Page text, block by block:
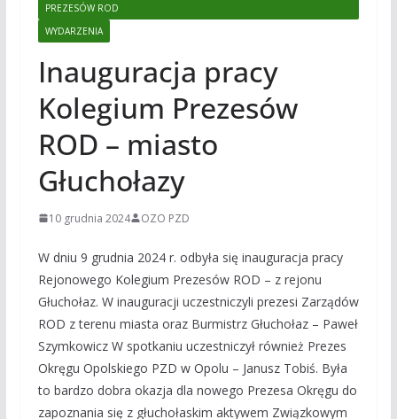
PREZESÓW ROD
WYDARZENIA
Inauguracja pracy
Kolegium Prezesów
ROD – miasto
Głuchołazy
10 grudnia 2024 OZO PZD
W dniu 9 grudnia 2024 r. odbyła się inauguracja pracy
Rejonowego Kolegium Prezesów ROD – z rejonu
Głuchołaz. W inauguracji uczestniczyli prezesi Zarządów
ROD z terenu miasta oraz Burmistrz Głuchołaz – Paweł
Szymkowicz W spotkaniu uczestniczył również Prezes
Okręgu Opolskiego PZD w Opolu – Janusz Tobiś. Była
to bardzo dobra okazja dla nowego Prezesa Okręgu do
zapoznania się z głuchołaskim aktywem Związkowym